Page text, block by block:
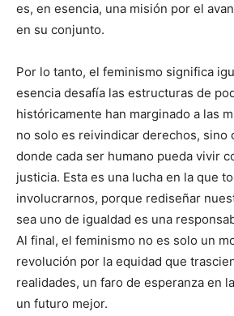
es, en esencia, una misión por el
en su conjunto.
Por lo tanto, el feminismo significa
esencia desafía las estructuras de
históricamente han marginado a las
no solo es reivindicar derechos, sino
donde cada ser humano pueda vivir
justicia. Esta es una lucha en la que
involucrarnos, porque rediseñar
sea uno de igualdad es una
Al final, el feminismo no es solo un
revolución por la equidad que
realidades, un faro de esperanza en
un futuro mejor.